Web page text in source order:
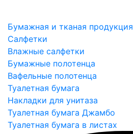
Бумажная и тканая продукция
Салфетки
Влажные салфетки
Бумажные полотенца
Вафельные полотенца
Туалетная бумага
Накладки для унитаза
Туалетная бумага Джамбо
Туалетная бумага в листах